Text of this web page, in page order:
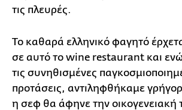
τις πλευρές.
Το καθαρά ελληνικό φαγητό
σε αυτό το wine restaurant και
τις συνηθισμένες
προτάσεις, αντιληφθήκαμε
η σεφ θα άφηνε την οικογενειακή